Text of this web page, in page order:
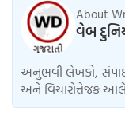
About
વેબ
અનુભવી લેખકો,
અને વિચારોત્તેજક